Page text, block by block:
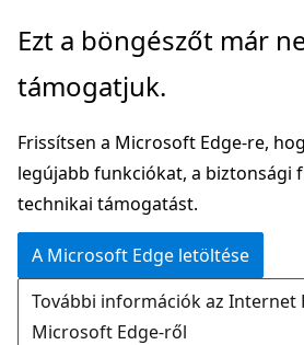
Ugrás
fő
Ezt a böngészőt már
támogatjuk.
Frissítsen a Microsoft Edge-re,
legújabb funkciókat, a biztonsági
technikai támogatást.
A Microsoft Edge letöltése
További információk az Internet
Microsoft Edge-ről